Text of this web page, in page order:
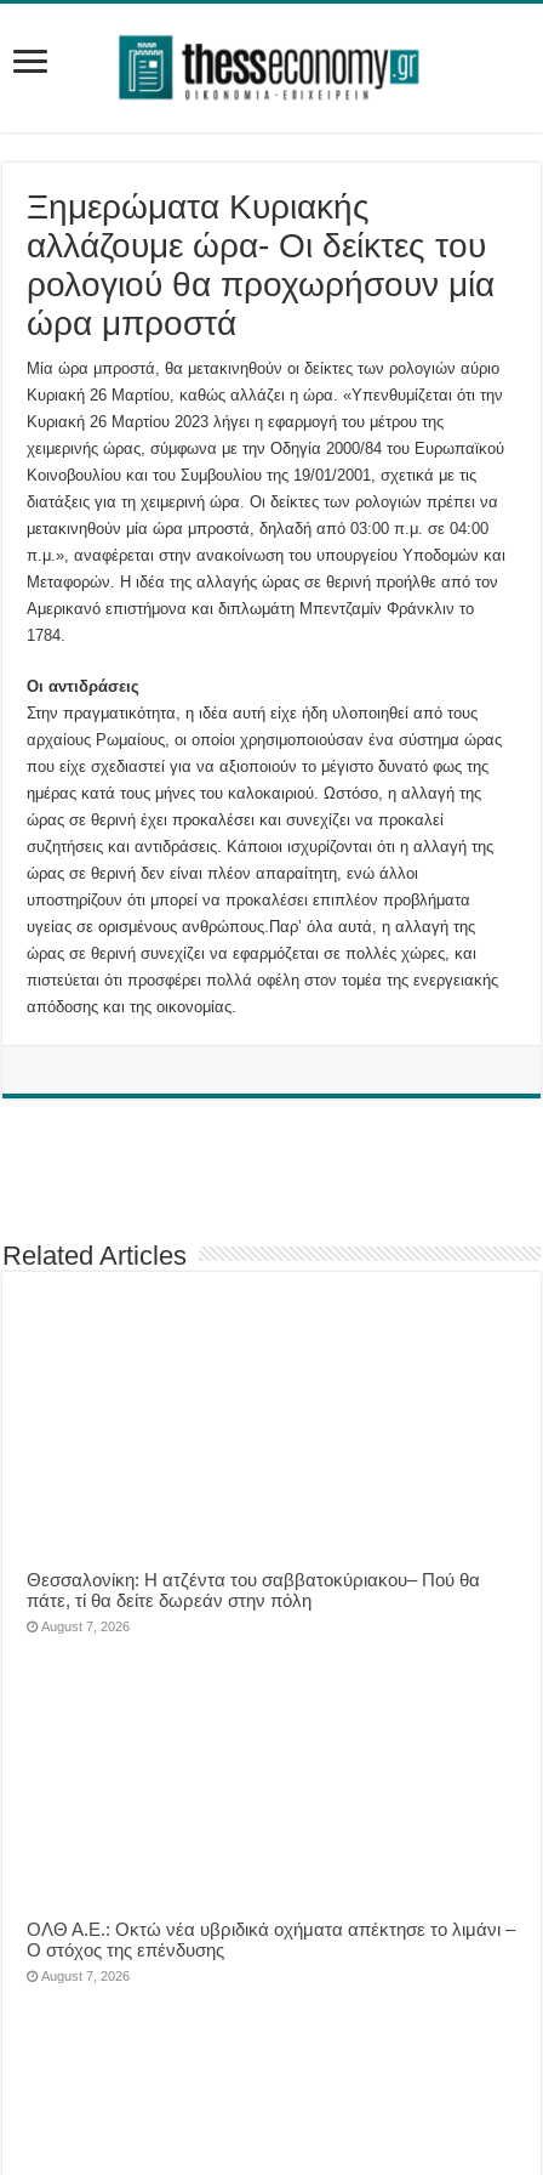
Ξημερώματα Κυριακής
αλλάζουμε ώρα- Οι δείκτες του
ρολογιού θα προχωρήσουν μία
ώρα μπροστά
Μία ώρα μπροστά, θα μετακινηθούν οι δείκτες των ρολογιών αύριο
Κυριακή 26 Μαρτίου, καθώς αλλάζει η ώρα. «Υπενθυμίζεται ότι την
Κυριακή 26 Μαρτίου 2023 λήγει η εφαρμογή του μέτρου της
χειμερινής ώρας, σύμφωνα με την Οδηγία 2000/84 του Ευρωπαϊκού
Κοινοβουλίου και του Συμβουλίου της 19/01/2001, σχετικά με τις
διατάξεις για τη χειμερινή ώρα. Οι δείκτες των ρολογιών πρέπει να
μετακινηθούν μία ώρα μπροστά, δηλαδή από 03:00 π.μ. σε 04:00
π.μ.», αναφέρεται στην ανακοίνωση του υπουργείου Υποδομών και
Μεταφορών. Η ιδέα της αλλαγής ώρας σε θερινή προήλθε από τον
Αμερικανό επιστήμονα και διπλωμάτη Μπεντζαμίν Φράνκλιν το
1784.
Οι αντιδράσεις
Στην πραγματικότητα, η ιδέα αυτή είχε ήδη υλοποιηθεί από τους
αρχαίους Ρωμαίους, οι οποίοι χρησιμοποιούσαν ένα σύστημα ώρας
που είχε σχεδιαστεί για να αξιοποιούν το μέγιστο δυνατό φως της
ημέρας κατά τους μήνες του καλοκαιριού. Ωστόσο, η αλλαγή της
ώρας σε θερινή έχει προκαλέσει και συνεχίζει να προκαλεί
συζητήσεις και αντιδράσεις. Κάποιοι ισχυρίζονται ότι η αλλαγή της
ώρας σε θερινή δεν είναι πλέον απαραίτητη, ενώ άλλοι
υποστηρίζουν ότι μπορεί να προκαλέσει επιπλέον προβλήματα
υγείας σε ορισμένους ανθρώπους.Παρ’ όλα αυτά, η αλλαγή της
ώρας σε θερινή συνεχίζει να εφαρμόζεται σε πολλές χώρες, και
πιστεύεται ότι προσφέρει πολλά οφέλη στον τομέα της ενεργειακής
απόδοσης και της οικονομίας.
Related Articles
Θεσσαλονίκη: Η ατζέντα του σαββατοκύριακου– Πού θα
πάτε, τί θα δείτε δωρεάν στην πόλη
August 7, 2026
ΟΛΘ Α.Ε.: Οκτώ νέα υβριδικά οχήματα απέκτησε το λιμάνι –
Ο στόχος της επένδυσης
August 7, 2026